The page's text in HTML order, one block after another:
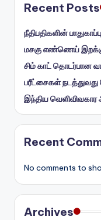
Recent Posts
நீதிபதிகளின்
மசகு எண்ணெய்
சிம் காட் தொடர்பான
பரீட்சைகள் நடத்துவது
இந்திய
Recent
No comments to
Archives